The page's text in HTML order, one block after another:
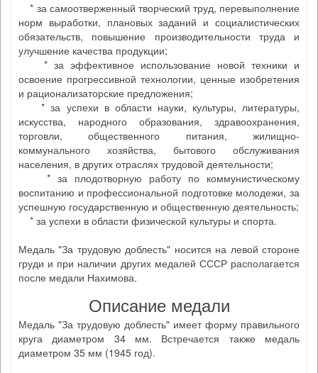
* за самоотверженный творческий труд, перевыполнение
норм выработки, плановых заданий и социалистических
обязательств, повышение производительности труда и
улучшение качества продукции;
* за эффективное использование новой техники и
освоение прогрессивной технологии, ценные изобретения
и рационализаторские предложения;
* за успехи в области науки, культуры, литературы,
искусства, народного образования, здравоохранения,
торговли, общественного питания, жилищно-
коммунального хозяйства, бытового обслуживания
населения, в других отраслях трудовой деятельности;
* за плодотворную работу по коммунистическому
воспитанию и профессиональной подготовке молодежи, за
успешную государственную и общественную деятельность;
* за успехи в области физической культуры и спорта.
Медаль "За трудовую доблесть" носится на левой стороне
груди и при наличии других медалей СССР располагается
после медали Нахимова.
Описание медали
Медаль "За трудовую доблесть" имеет форму правильного
круга диаметром 34 мм. Встречается также медаль
диаметром 35 мм (1945 год).